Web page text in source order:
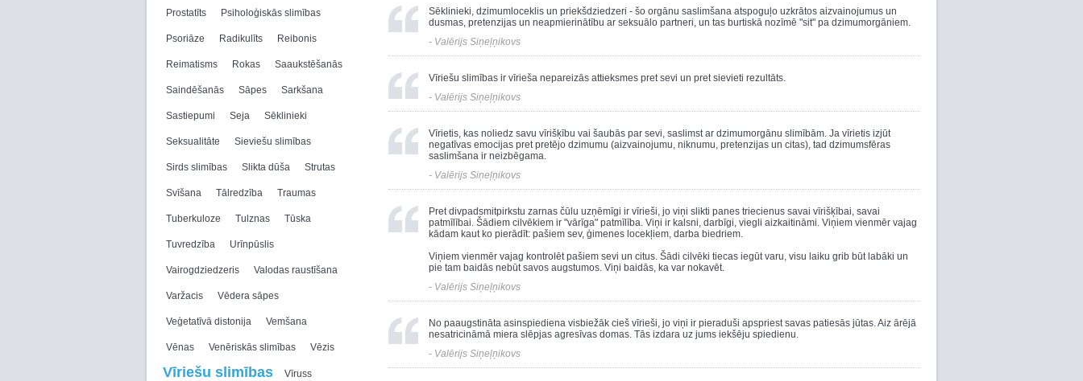
Prostatīts Psiholoģiskās slimības
Psoriāze Radikulīts Reibonis
Reimatisms Rokas Saaukstēšanās
Saindēšanās Sāpes Sarkšana
Sastiepumi Seja Sēklinieki
Seksualitāte Sieviešu slimības
Sirds slimības Slikta dūša Strutas
Svīšana Tālredzība Traumas
Tuberkuloze Tulznas Tūska
Tuvredzība Urīnpūslis
Vairogdziedzeris Valodas raustīšana
Varžacis Vēdera sāpes
Veģetatīvā distonija Vemšana
Vēnas Venēriskās slimības Vēzis
Vīriešu slimības Vīruss
Sēklinieki, dzimumloceklis un priekšdziedzeri - šo orgānu saslimšana atspoguļo uzkrātos aizvainojumus un
dusmas, pretenzijas un neapmierinātību ar seksuālo partneri, un tas burtiskā nozīmē "sit" pa dzimumorgāniem.
- Valērijs Siņeļņikovs
Vīriešu slimības ir vīrieša nepareizās attieksmes pret sevi un pret sievieti rezultāts.
- Valērijs Siņeļņikovs
Vīrietis, kas noliedz savu vīrišķību vai šaubās par sevi, saslimst ar dzimumorgānu slimībām. Ja vīrietis izjūt
negatīvas emocijas pret pretējo dzimumu (aizvainojumu, niknumu, pretenzijas un citas), tad dzimumsfēras
saslimšana ir neizbēgama.
- Valērijs Siņeļņikovs
Pret divpadsmitpirkstu zarnas čūlu uzņēmīgi ir vīrieši, jo viņi slikti panes triecienus savai vīrišķībai, savai
patmīlībai. Šādiem cilvēkiem ir "vārīga" patmīlība. Viņi ir kalsni, darbīgi, viegli aizkaitināmi. Viņiem vienmēr vajag
kādam kaut ko pierādīt: pašiem sev, ģimenes locekļiem, darba biedriem.
Viņiem vienmēr vajag kontrolēt pašiem sevi un citus. Šādi cilvēki tiecas iegūt varu, visu laiku grib būt labāki un
pie tam baidās nebūt savos augstumos. Viņi baidās, ka var nokavēt.
- Valērijs Siņeļņikovs
No paaugstināta asinspiediena visbiežāk cieš vīrieši, jo viņi ir pieraduši apspriest savas patiesās jūtas. Aiz ārējā
nesatricināmā miera slēpjas agresīvas domas. Tās izdara uz jums iekšēju spiedienu.
- Valērijs Siņeļņikovs